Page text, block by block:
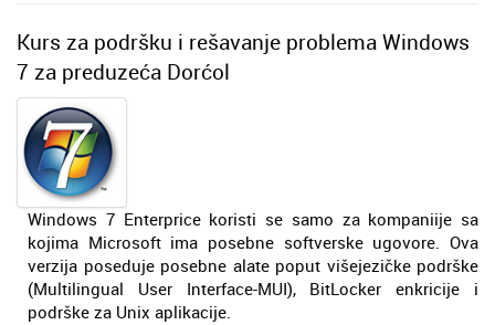
Kurs za podršku i rešavanje problema Windows
7 za preduzeća Dorćol
Windows 7 Enterprice koristi se samo za kompaniije sa
kojima Microsoft ima posebne softverske ugovore. Ova
verzija poseduje posebne alate poput višejezičke podrške
(Multilingual User Interface-MUI), BitLocker enkricije i
podrške za Unix aplikacije.